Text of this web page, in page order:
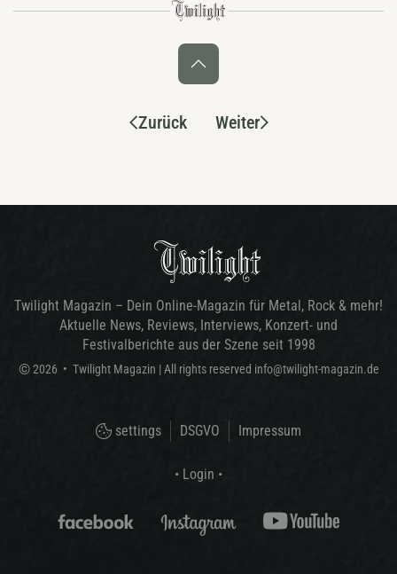
Zurück Weiter
Twilight Magazin – Dein Online-Magazin für Metal, Rock & mehr!
Aktuelle News, Reviews, Interviews, Konzert- und
Festivalberichte aus der Szene seit 1998
© 2026 • Twilight Magazin | All rights reserved info@twilight-magazin.de
settings DSGVO Impressum
• Login •